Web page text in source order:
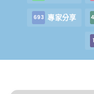
693 專家分享